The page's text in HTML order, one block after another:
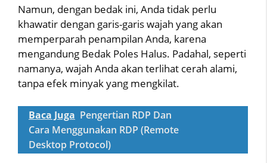
Namun, dengan bedak ini, Anda tidak perlu
khawatir dengan garis-garis wajah yang akan
memperparah penampilan Anda, karena
mengandung Bedak Poles Halus. Padahal, seperti
namanya, wajah Anda akan terlihat cerah alami,
tanpa efek minyak yang mengkilat.
Baca Juga Pengertian RDP Dan
Cara Menggunakan RDP (Remote
Desktop Protocol)